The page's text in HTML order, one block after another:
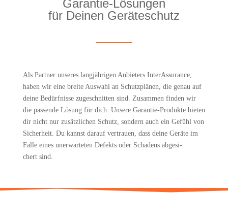
Garan­tie-Lösun­gen
für Dei­nen Geräteschutz
Als Part­ner unse­res lang­jäh­ri­gen Anbie­ters Inter­Assu­rance,
haben wir eine brei­te Aus­wahl an Schutz­plä­nen, die genau auf
dei­ne Bedürf­nis­se zuge­schnit­ten sind. Zusam­men fin­den wir
die pas­sen­de Lösung für dich. Unse­re Garan­tie-Pro­duk­te bie­ten
dir nicht nur zusätz­li­chen Schutz, son­dern auch ein Gefühl von
Sicher­heit. Du kannst dar­auf ver­trau­en, dass dei­ne Gerä­te im
Fal­le eines uner­war­te­ten Defekts oder Scha­dens abge­si­
chert sind.